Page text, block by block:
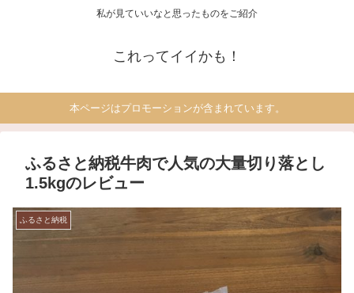
私が見ていいなと思ったものをご紹介
これってイイかも！
本ページはプロモーションが含まれています。
ふるさと納税牛肉で人気の大量切り落とし
1.5kgのレビュー
ふるさと納税